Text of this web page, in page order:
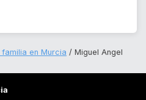
en Murcia
Miguel Angel